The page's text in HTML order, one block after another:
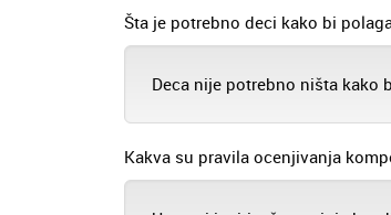
Šta je potrebno deci kako bi
Deca nije potrebno ništa kako
Kakva su pravila ocenjivanja